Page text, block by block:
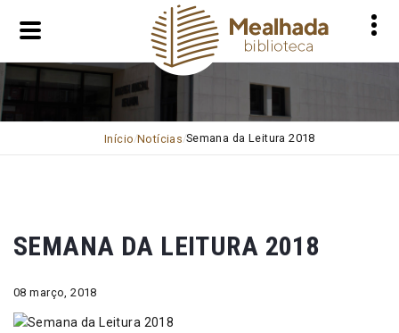
Início Notícias Semana da Leitura 2018
SEMANA DA LEITURA 2018
08 março, 2018